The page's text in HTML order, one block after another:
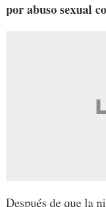
por abuso sexual
Después de que la